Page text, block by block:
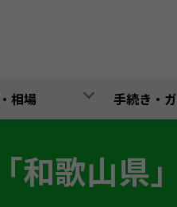
相場 手続き・
「和歌山県